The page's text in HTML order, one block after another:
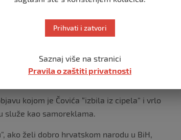
i nezakonit više nego Željko
a Jozić je matematički fenomen u kojem
iz Hrvatske, odlična poznavateljica
u svijetu, pa tako i u BiH. Radi se o
kojom je Čovića “izbila iz cipela” i vrlo
služe kao samoreklama.
ako želi dobro hrvatskom narodu u BiH,
Prihvati i zatvori
Saznaj više na stranici
Pravila o zaštiti privatnosti